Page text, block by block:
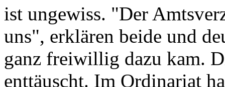
ist ungewiss. "Der
uns", erklären beide und
ganz freiwillig dazu kam.
enttäuscht. Im Ordinariat